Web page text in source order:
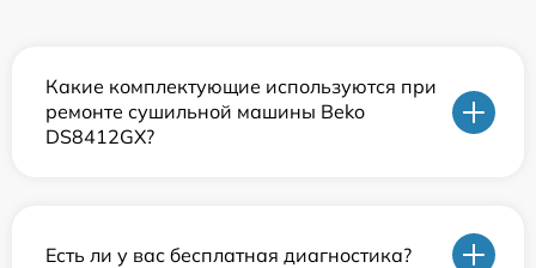
Какие комплектующие используются при
ремонте сушильной машины Beko
DS8412GX?
Есть ли у вас бесплатная диагностика?